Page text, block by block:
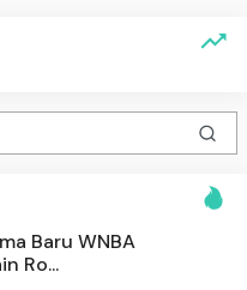
Baru WNBA
Ro...